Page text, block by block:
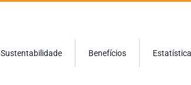
Sustentabilidade Benefícios